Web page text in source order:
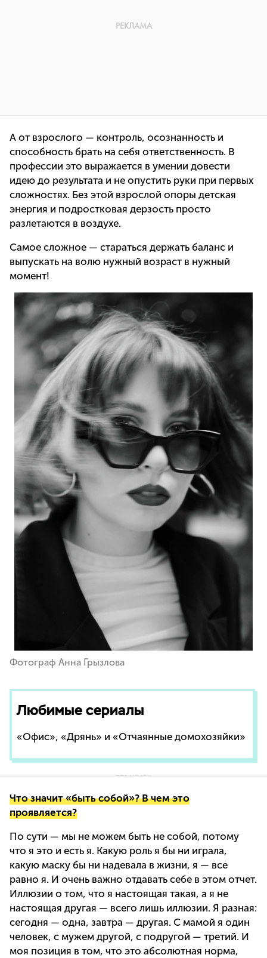
А от взрослого — контроль, осознанность и
способность брать на себя ответственность. В
профессии это выражается в умении довести
идею до результата и не опустить руки при первых
сложностях. Без этой взрослой опоры детская
энергия и подростковая дерзость просто
разлетаются в воздухе.
Самое сложное — стараться держать баланс и
выпускать на волю нужный возраст в нужный
момент!
Фотограф Анна Грызлова
Любимые сериалы
«Офис», «Дрянь» и «Отчаянные домохозяйки»
Что значит «быть собой»? В чем это
проявляется?
По сути — мы не можем быть не собой, потому
что я это и есть я. Какую роль я бы ни играла,
какую маску бы ни надевала в жизни, я — все
равно я. И очень важно отдавать себе в этом отчет.
Иллюзии о том, что я настоящая такая, а я не
настоящая другая — всего лишь иллюзии. Я разная:
сегодня — одна, завтра — другая. С мамой я один
человек, с мужем другой, с подругой — третий. И
моя позиция в том, что это абсолютная норма,